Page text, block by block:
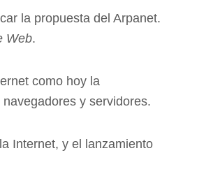
la propuesta del Arpanet.
Web.
como hoy la
y servidores.
Internet, y el lanzamiento